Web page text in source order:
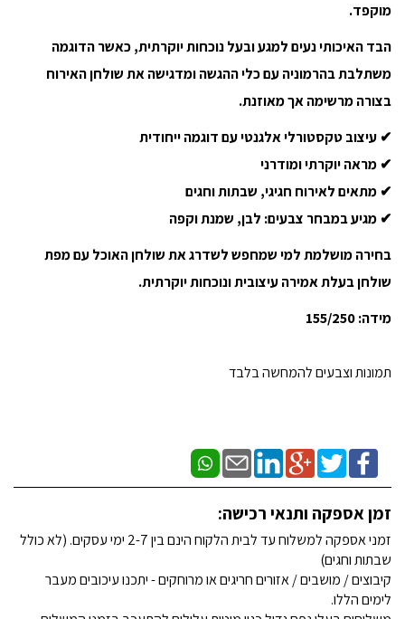
מוקפד.
הבד האיכותי נעים למגע ובעל נוכחות יוקרתית, כאשר הדוגמה
משתלבת בהרמוניה עם כלי ההגשה ומדגישה את שולחן האירוח
בצורה מרשימה אך מאוזנת.
✔ עיצוב טקסטורלי אלגנטי עם דוגמה ייחודית
✔ מראה יוקרתי ומודרני
✔ מתאים לאירוח חגיגי, שבתות וחגים
✔ מגיע במבחר צבעים: לבן, שמנת וקפה
בחירה מושלמת למי שמחפש לשדרג את שולחן האוכל עם מפת
שולחן בעלת אמירה עיצובית ונוכחות יוקרתית.
מידה: 155/250
תמונות וצבעים להמחשה בלבד
זמן אספקה ותנאי רכישה:
זמני אספקה למשלוח עד לבית הלקוח הינם בין 2-7 ימי עסקים. (לא כולל
שבתות וחגים)
קיבוצים / מושבים / אזורים חריגים או מרוחקים - יתכנו עיכובים מעבר
לימים הללו.